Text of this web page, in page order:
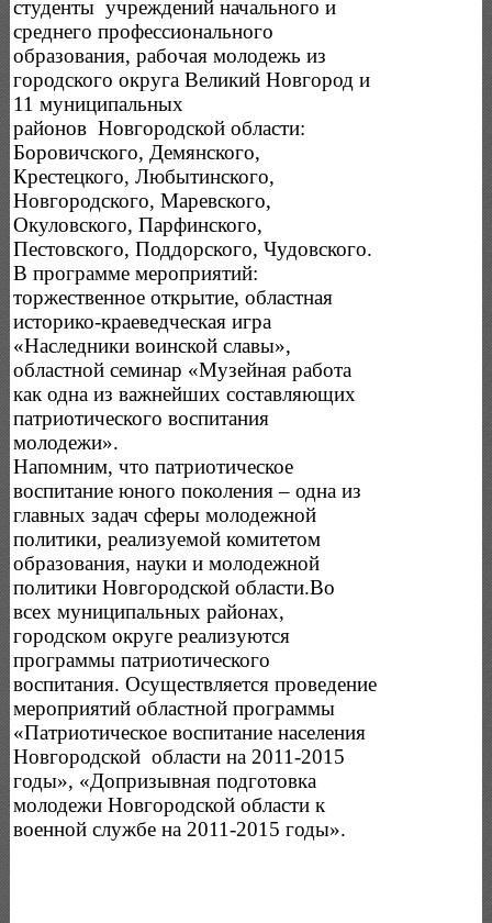
студенты учреждений начального и
среднего профессионального
образования, рабочая молодежь из
городского округа Великий Новгород и
11 муниципальных
районов Новгородской области:
Боровичского, Демянского,
Крестецкого, Любытинского,
Новгородского, Маревского,
Окуловского, Парфинского,
Пестовского, Поддорского, Чудовского.
В программе мероприятий:
торжественное открытие, областная
историко-краеведческая игра
«Наследники воинской славы»,
областной семинар «Музейная работа
как одна из важнейших составляющих
патриотического воспитания
молодежи».
Напомним, что патриотическое
воспитание юного поколения – одна из
главных задач сферы молодежной
политики, реализуемой комитетом
образования, науки и молодежной
политики Новгородской области.Во
всех муниципальных районах,
городском округе реализуются
программы патриотического
воспитания. Осуществляется проведение
мероприятий областной программы
«Патриотическое воспитание населения
Новгородской области на 2011-2015
годы», «Допризывная подготовка
молодежи Новгородской области к
военной службе на 2011-2015 годы».